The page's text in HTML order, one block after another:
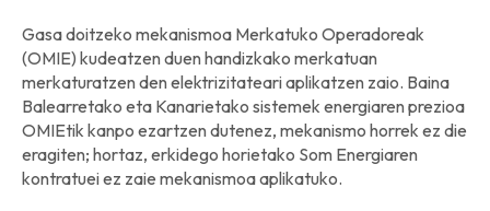
Gasa doitzeko mekanismoa Merkatuko Operadoreak
(OMIE) kudeatzen duen handizkako merkatuan
merkaturatzen den elektrizitateari aplikatzen zaio. Baina
Balearretako eta Kanarietako sistemek energiaren prezioa
OMIEtik kanpo ezartzen dutenez, mekanismo horrek ez die
eragiten; hortaz, erkidego horietako Som Energiaren
kontratuei ez zaie mekanismoa aplikatuko.